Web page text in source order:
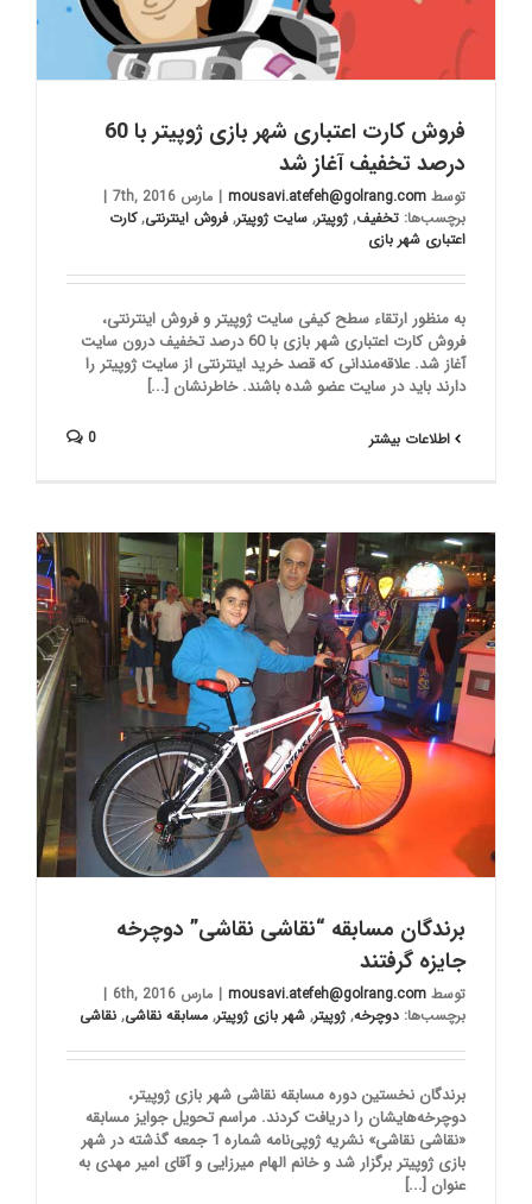
فروش کارت اعتباری شهر بازی ژوپیتر با 60
درصد تخفیف آغاز شد
توسط mousavi.atefeh@golrang.com
| مارس 7th, 2016
|
برچسب‌ها: تخفیف, ژوپیتر, سایت ژوپیتر, فروش اینترنتی,کارت
اعتباری شهر بازی
به منظور ارتقاء سطح کیفی سایت ژوپیتر و فروش اینترنتی،
فروش کارت اعتباری شهر بازی با 60 درصد تخفیف درون سایت
آغاز شد. علاقه‌مندانی که قصد خرید اینترنتی از سایت ژوپیتر را
دارند باید در سایت عضو شده باشند. خاطرنشان [...]
اطلاعات بیشتر 0
برندگان مسابقه “نقاشی نقاشی” دوچرخه‌
جایزه گرفتند
توسط mousavi.atefeh@golrang.com
| مارس 6th, 2016
|
برچسب‌ها: دوچرخه, ژوپیتر, شهر بازی ژوپیتر, مسابقه نقاشی, نقاشی
برندگان نخستین دوره مسابقه نقاشی شهر بازی ژوپیتر،
دوچرخه‌هایشان را دریافت کردند. مراسم تحویل جوایز مسابقه
«نقاشی نقاشی» نشریه ژوپی‌نامه شماره 1 جمعه گذشته در شهر
بازی ژوپیتر برگزار شد و خانم الهام میرزایی و آقای امیر مهدی به
عنوان [...]